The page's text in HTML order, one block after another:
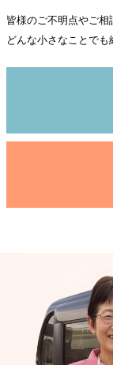
皆様のご不明点やご相
どんな小さなことでも